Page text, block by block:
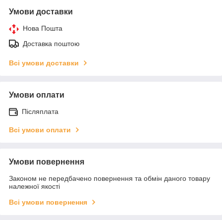
Умови доставки
Нова Пошта
Доставка поштою
Всі умови доставки
Умови оплати
Післяплата
Всі умови оплати
Умови повернення
Законом не передбачено повернення та обмін даного товару
належної якості
Всі умови повернення